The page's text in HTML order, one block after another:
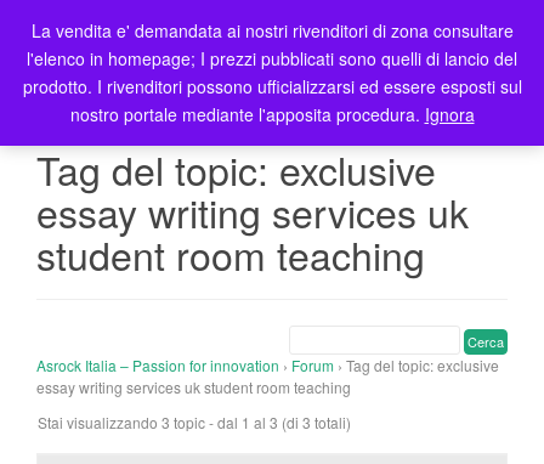
T
o
g
l
a
Tag del topic: exclusive
essay writing services uk
student room teaching
Asrock Italia – Passion for innovation › Forum › Tag del topic: exclusive
essay writing services uk student room teaching
Stai visualizzando 3 topic - dal 1 al 3 (di 3 totali)
La vendita e' demandata ai nostri rivenditori di zona consultare
l'elenco in homepage; I prezzi pubblicati sono quelli di lancio del
prodotto. I rivenditori possono ufficializzarsi ed essere esposti sul
nostro portale mediante l'apposita procedura. Ignora